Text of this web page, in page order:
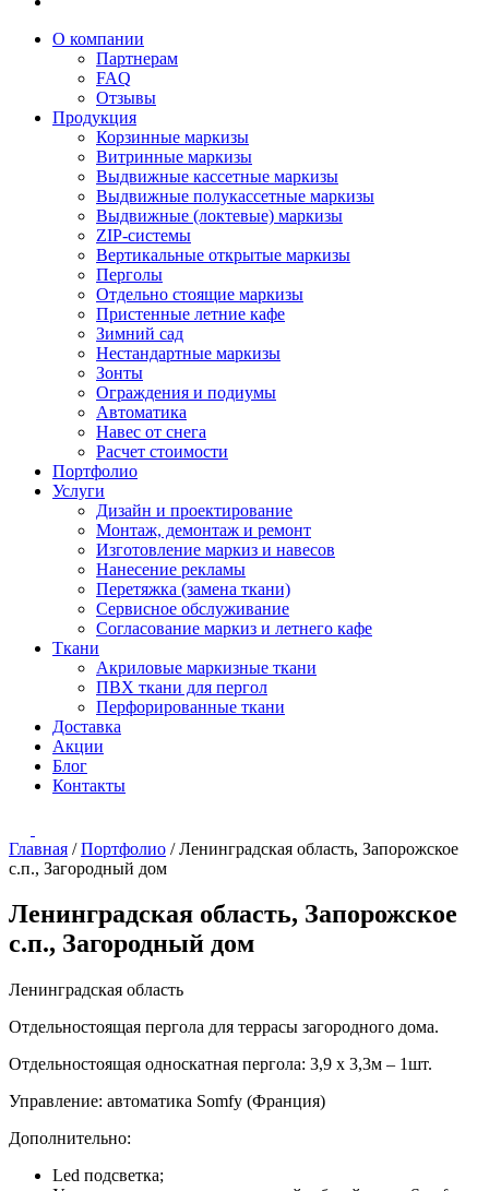
О компании
Партнерам
FAQ
Отзывы
Продукция
Корзинные маркизы
Витринные маркизы
Выдвижные кассетные маркизы
Выдвижные полукассетные маркизы
Выдвижные (локтевые) маркизы
ZIP-системы
Вертикальные открытые маркизы
Перголы
Отдельно стоящие маркизы
Пристенные летние кафе
Зимний сад
Нестандартные маркизы
Зонты
Ограждения и подиумы
Автоматика
Навес от снега
Расчет стоимости
Портфолио
Услуги
Дизайн и проектирование
Монтаж, демонтаж и ремонт
Изготовление маркиз и навесов
Нанесение рекламы
Перетяжка (замена ткани)
Сервисное обслуживание
Согласование маркиз и летнего кафе
Ткани
Акриловые маркизные ткани
ПВХ ткани для пергол
Перфорированные ткани
Доставка
Акции
Блог
Контакты
Главная /Портфолио /Ленинградская область, Запорожское
с.п., Загородный дом
Ленинградская область, Запорожское
с.п., Загородный дом
Ленинградская область
Отдельностоящая пергола для террасы загородного дома.
Отдельностоящая односкатная пергола: 3,9 х 3,3м – 1шт.
Управление: автоматика Somfy (Франция)
Дополнительно:
Led подсветка;